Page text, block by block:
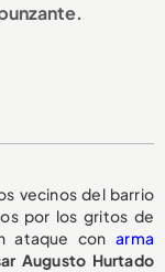
vecinos del barrio
por los gritos de
ataque conarma
Augusto Hurtado